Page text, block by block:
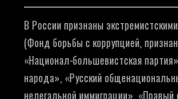
В России признаны
(Фонд борьбы с коррупцией,
«Национал-большевистская
народа», «Русский
нелегальной иммиграции»,